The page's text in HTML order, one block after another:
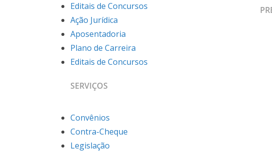
Editais de Concursos
Ação Jurídica
Aposentadoria
Plano de Carreira
Editais de Concursos
SERVIÇOS
Convênios
Contra-Cheque
Legislação